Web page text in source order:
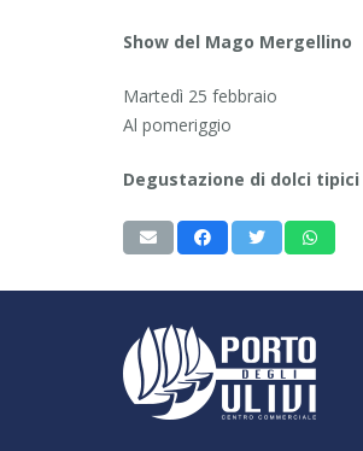
Show del Mago Mergellino
Martedì 25 febbraio
Al pomeriggio
Degustazione di dolci